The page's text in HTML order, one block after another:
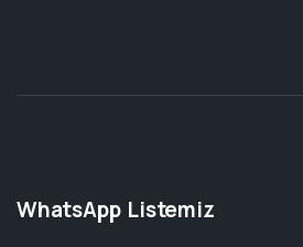
WhatsApp Listemiz